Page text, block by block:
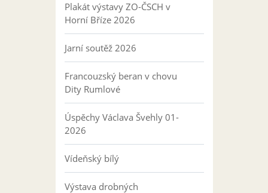
Plakát výstavy ZO-ČSCH v
Horní Bříze 2026
Jarní soutěž 2026
Francouzský beran v chovu
Dity Rumlové
Úspěchy Václava Švehly 01-
2026
Vídeňský bílý
Výstava drobných